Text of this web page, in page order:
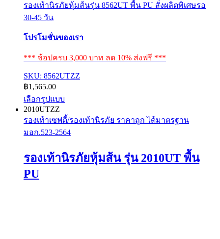
รองเท้านิรภัยหุ้มส้นรุ่น 8562UT พื้น PU สั่งผลิตพิเศษรอ
30-45 วัน
โปรโมชั่นของเรา
*** ช้อปครบ 3,000 บาท ลด 10% ส่งฟรี ***
SKU: 8562UTZZ
฿1,565.00
เลือกรูปแบบ
This
product
has
multiple
The
options
may
be
2010UTZZ
รองเท้าเซฟตี้/รองเท้านิรภัย ราคาถูก ได้มาตรฐาน
มอก.523-2564
รองเท้านิรภัยหุ้มส้น รุ่น 2010UT พื้น
PU